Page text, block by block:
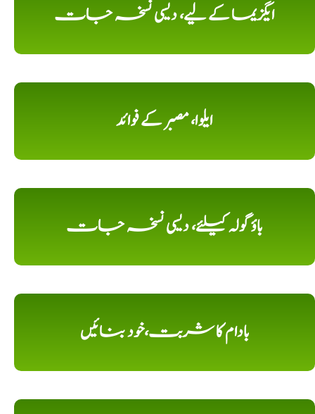
ایگزیما کے لیے، دیسی نسخہ جات
ایلوا، مصبر کے فوائد
باؤ گولہ کیلئے، دیسی نسخہ جات
بادام کا شربت،خود بنائیں